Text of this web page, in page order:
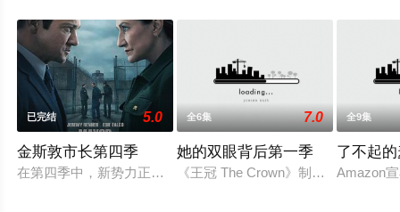
彩演绎的英国电视剧，大结局剧情已揭晓（全6集），手机
免费观看高清无删减完整版电视剧全集就上天堂电影网，
热播电视剧提前免费观看，更多剧情信息可移步至豆瓣电
视剧、电视猫或剧情网等平台了解。
已完结 5.0
金斯敦市长第四季
在第四季中，新势力正竞相填补俄罗斯人留下的权力真空，
全6集 7.0
她的双眼背后第一季
《王冠 The Crown》制片公司Left
全9集
了不起
Amazon